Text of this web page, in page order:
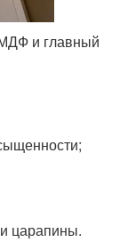
и главный
царапины.